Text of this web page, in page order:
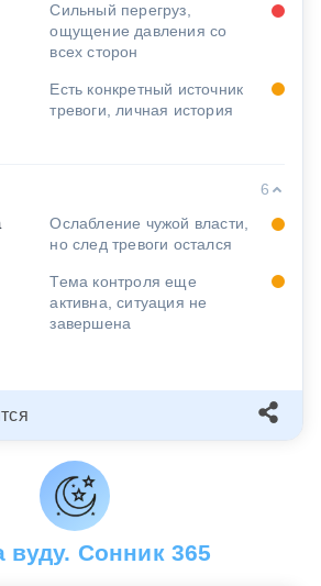
Сильный перегруз,
ощущение давления со
всех сторон
Есть конкретный источник
тревоги, личная история
6
Ослабление чужой власти,
но след тревоги остался
Тема контроля еще
активна, ситуация не
завершена
вуду. Сонник 365